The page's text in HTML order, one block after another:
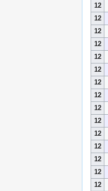
12
12
12
12
12
12
12
12
12
12
12
12
12
12
12